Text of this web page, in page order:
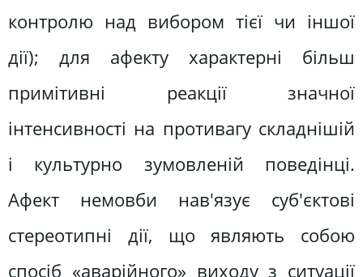
контролю над вибором тієї чи іншої
дії); для афекту характерні більш
примітивні реакції значної
інтенсивності на противагу складнішій
і культурно зумовленій поведінці.
Афект немовби нав'язує суб'єктові
стереотипні дії, що являють собою
спосіб «аварійного» виходу з ситуації